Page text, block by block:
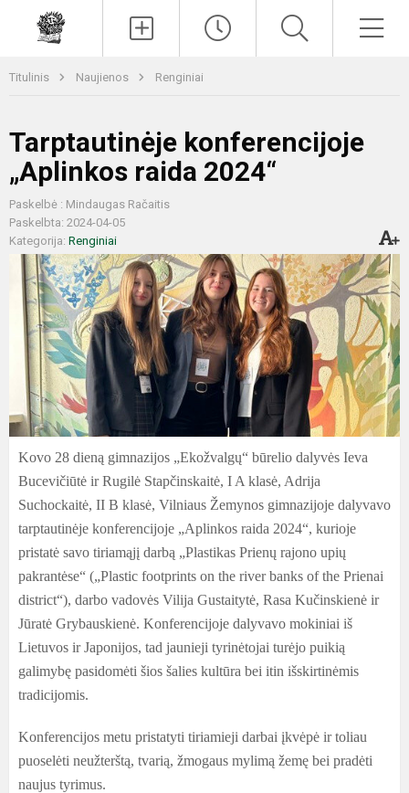
Titulinis Naujienos Renginiai
Tarptautinėje konferencijoje
„Aplinkos raida 2024“
Paskelbė : Mindaugas Račaitis
Paskelbta: 2024-04-05
Kategorija: Renginiai
Kovo 28 dieną gimnazijos „Ekožvalgų“ būrelio dalyvės Ieva
Bucevičiūtė ir Rugilė Stapčinskaitė, I A klasė, Adrija
Suchockaitė, II B klasė, Vilniaus Žemynos gimnazijoje dalyvavo
tarptautinėje konferencijoje „Aplinkos raida 2024“, kurioje
pristatė savo tiriamąjį darbą „Plastikas Prienų rajono upių
pakrantėse“ („Plastic footprints on the river banks of the Prienai
district“), darbo vadovės Vilija Gustaitytė, Rasa Kučinskienė ir
Jūratė Grybauskienė. Konferencijoje dalyvavo mokiniai iš
Lietuvos ir Japonijos, tad jaunieji tyrinėtojai turėjo puikią
galimybę pasidomėti šios šalies kultūra bei itin išskirtinėmis
tradicijomis.
Konferencijos metu pristatyti tiriamieji darbai įkvėpė ir toliau
puoselėti neužterštą, tvarią, žmogaus mylimą žemę bei pradėti
naujus tyrimus.